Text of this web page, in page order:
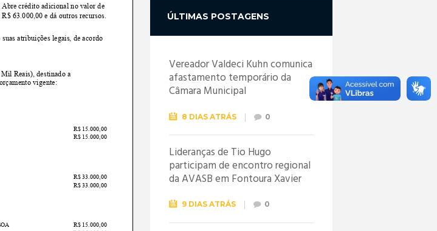
ÚLTIMAS POSTAGENS
Vereador Valdeci Kuhn comunica
afastamento temporário da
Câmara Municipal
8 DIAS ATRÁS 0
Lideranças de Tio Hugo
participam de encontro regional
da AVASB em Fontoura Xavier
9 DIAS ATRÁS 0